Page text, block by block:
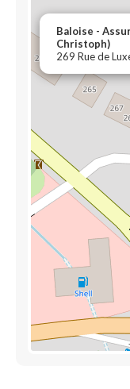
Baloise -
Christoph)
269 Rue de